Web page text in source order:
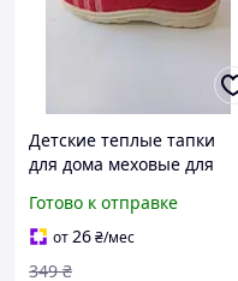
Детские теплые тапки
для дома меховые для
Меховые детские тапочки
чуни комнатные
Готово к отправке
от26₴/мес
349 ₴